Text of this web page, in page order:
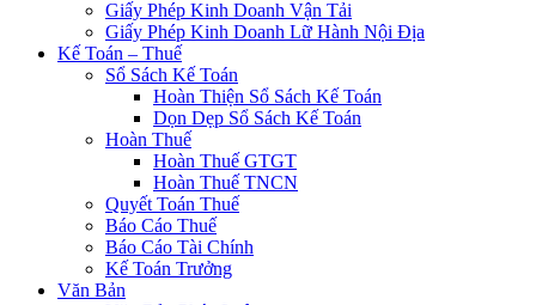
Giấy Phép Kinh Doanh Vận Tải
Giấy Phép Kinh Doanh Lữ Hành Nội Địa
Kế Toán – Thuế
Sổ Sách Kế Toán
Hoàn Thiện Sổ Sách Kế Toán
Dọn Dẹp Sổ Sách Kế Toán
Hoàn Thuế
Hoàn Thuế GTGT
Hoàn Thuế TNCN
Quyết Toán Thuế
Báo Cáo Thuế
Báo Cáo Tài Chính
Kế Toán Trưởng
Văn Bản